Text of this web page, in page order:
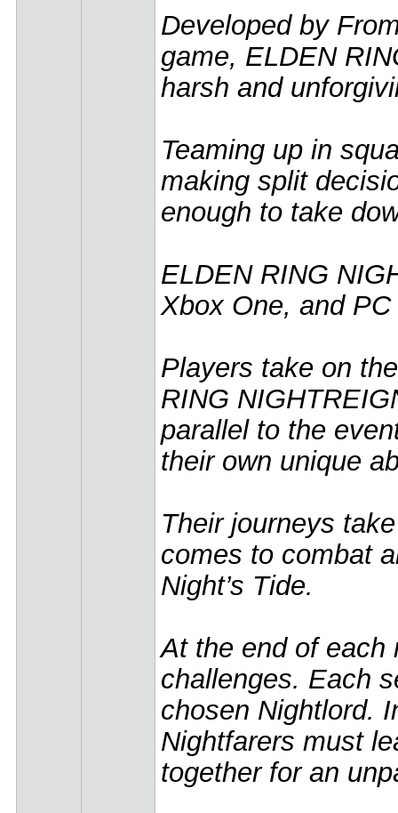
Developed by
game, ELDEN
harsh and
Teaming up in
making split
enough to take
ELDEN RING
Xbox One, and
Players take on
RING
parallel to the
their own unique
Their journeys
comes to combat
Night’s Tide.
At the end of each
challenges. Each
chosen Nightlord.
Nightfarers must
together for an